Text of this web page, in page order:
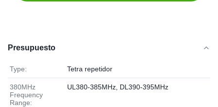
Presupuesto
Type: Tetra repetidor
380MHz
Frequency
Range:
UL380-385MHz, DL390-395MHz